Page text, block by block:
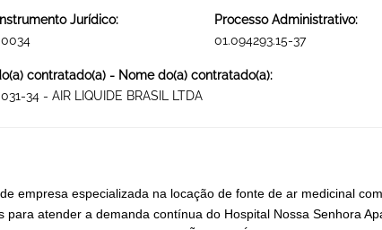
Jurídico:
Processo Administrativo:
01.094293.15-37
contratado(a) - Nome do(a) contratado(a):
34 - AIR LIQUIDE BRASIL LTDA
empresa especializada na locação de fonte de ar medicinal
para atender a demanda contínua do Hospital Nossa Senhora